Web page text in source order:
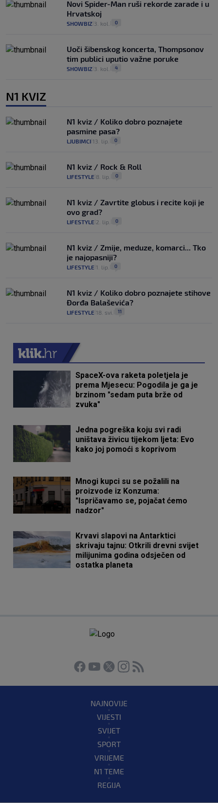
Novi Spider-Man ruši rekorde zarade i u
Hrvatskoj
SHOWBIZ 3. kol. 0
Uoči šibenskog koncerta, Thompsonov
tim publici uputio važne poruke
SHOWBIZ 3. kol. 4
N1 KVIZ
N1 kviz / Koliko dobro poznajete
pasmine pasa?
LJUBIMCI 13. lip. 0
N1 kviz / Rock & Roll
LIFESTYLE 8. lip. 0
N1 kviz / Zavrtite globus i recite koji je
ovo grad?
LIFESTYLE 2. lip. 0
N1 kviz / Zmije, meduze, komarci... Tko
je najopasniji?
LIFESTYLE 1. lip. 0
N1 kviz / Koliko dobro poznajete stihove
Đorđa Balaševića?
LIFESTYLE 18. svi. 11
SpaceX-ova raketa poletjela je
prema Mjesecu: Pogodila je ga je
brzinom "sedam puta brže od
zvuka"
Jedna pogreška koju svi radi
uništava živicu tijekom ljeta: Evo
kako joj pomoći s koprivom
Mnogi kupci su se požalili na
proizvode iz Konzuma:
"Ispričavamo se, pojačat ćemo
nadzor"
Krvavi slapovi na Antarktici
skrivaju tajnu: Otkrili drevni svijet
milijunima godina odsječen od
ostatka planeta
NAJNOVIJE
VIJESTI
SVIJET
SPORT
VRIJEME
N1 TEME
REGIJA